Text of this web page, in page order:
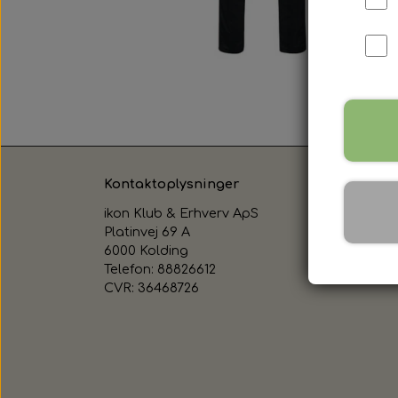
Kontaktoplysninger
ikon Klub & Erhverv ApS
Platinvej 69 A
6000 Kolding
Telefon: 88826612
CVR: 36468726